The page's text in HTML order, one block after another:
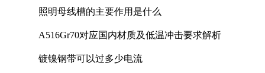
照明母线槽的主要作用是什么
A516Gr70对应国内材质及低温冲击要求解析
镀镍钢带可以过多少电流